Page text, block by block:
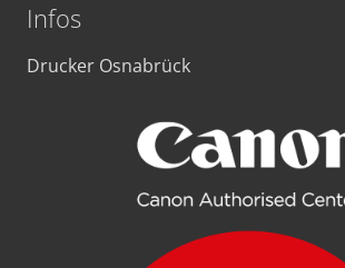
Infos
Drucker Osnabrück